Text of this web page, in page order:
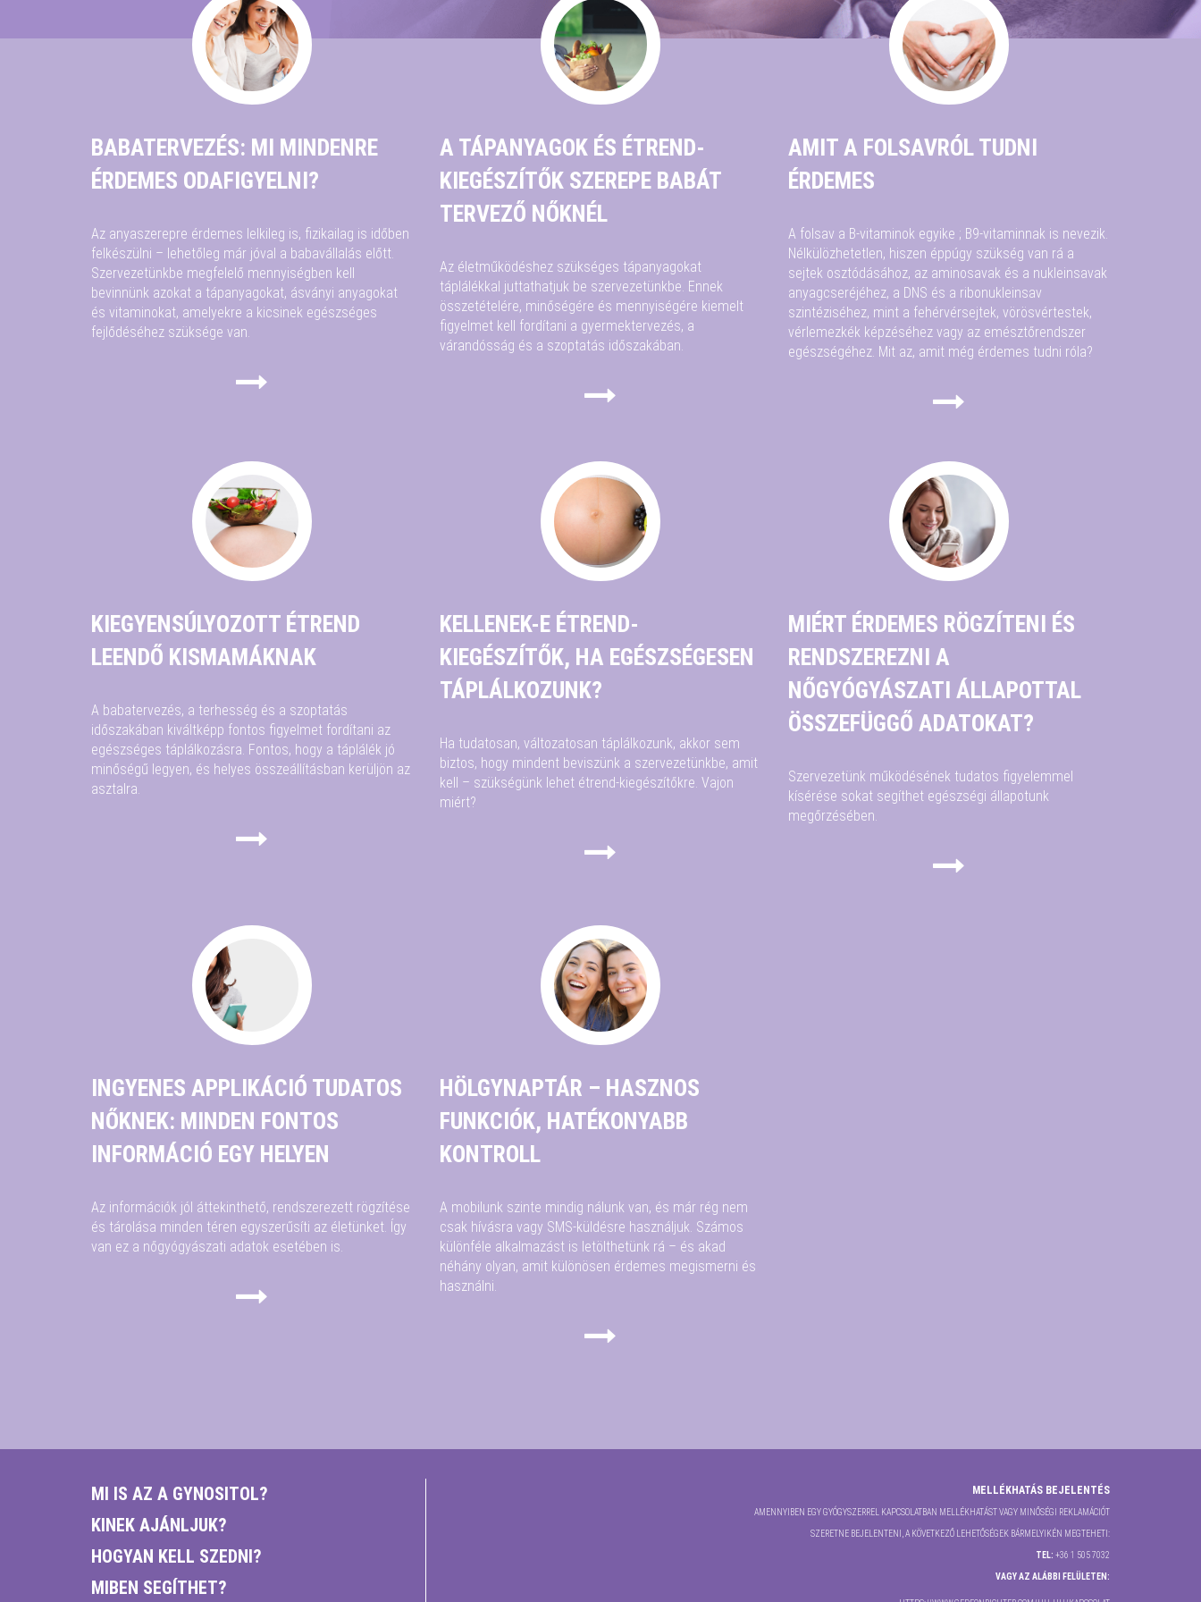
BABATERVEZÉS: MI MINDENRE
ÉRDEMES ODAFIGYELNI?
Az anyaszerepre érdemes lelkileg is, fizikailag is időben
felkészülni – lehetőleg már jóval a babavállalás előtt.
Szervezetünkbe megfelelő mennyiségben kell
bevinnünk azokat a tápanyagokat, ásványi anyagokat
és vitaminokat, amelyekre a kicsinek egészséges
fejlődéséhez szüksége van.
A TÁPANYAGOK ÉS ÉTREND-
KIEGÉSZÍTŐK SZEREPE BABÁT
TERVEZŐ NŐKNÉL
Az életműködéshez szükséges tápanyagokat
táplálékkal juttathatjuk be szervezetünkbe. Ennek
összetételére, minőségére és mennyiségére kiemelt
figyelmet kell fordítani a gyermektervezés, a
várandósság és a szoptatás időszakában.
AMIT A FOLSAVRÓL TUDNI
ÉRDEMES
A folsav a B-vitaminok egyike ; B9-vitaminnak is nevezik.
Nélkülözhetetlen, hiszen éppúgy szükség van rá a
sejtek osztódásához, az aminosavak és a nukleinsavak
anyagcseréjéhez, a DNS és a ribonukleinsav
szintéziséhez, mint a fehérvérsejtek, vörösvértestek,
vérlemezkék képzéséhez vagy az emésztőrendszer
egészségéhez. Mit az, amit még érdemes tudni róla?
KIEGYENSÚLYOZOTT ÉTREND
LEENDŐ KISMAMÁKNAK
A babatervezés, a terhesség és a szoptatás
időszakában kiváltképp fontos figyelmet fordítani az
egészséges táplálkozásra. Fontos, hogy a táplálék jó
minőségű legyen, és helyes összeállításban kerüljön az
asztalra.
KELLENEK-E ÉTREND-
KIEGÉSZÍTŐK, HA EGÉSZSÉGESEN
TÁPLÁLKOZUNK?
Ha tudatosan, változatosan táplálkozunk, akkor sem
biztos, hogy mindent beviszünk a szervezetünkbe, amit
kell – szükségünk lehet étrend-kiegészítőkre. Vajon
miért?
MIÉRT ÉRDEMES RÖGZÍTENI ÉS
RENDSZEREZNI A
NŐGYÓGYÁSZATI ÁLLAPOTTAL
ÖSSZEFÜGGŐ ADATOKAT?
Szervezetünk működésének tudatos figyelemmel
kísérése sokat segíthet egészségi állapotunk
megőrzésében.
INGYENES APPLIKÁCIÓ TUDATOS
NŐKNEK: MINDEN FONTOS
INFORMÁCIÓ EGY HELYEN
Az információk jól áttekinthető, rendszerezett rögzítése
és tárolása minden téren egyszerűsíti az életünket. Így
van ez a nőgyógyászati adatok esetében is.
HÖLGYNAPTÁR – HASZNOS
FUNKCIÓK, HATÉKONYABB
KONTROLL
A mobilunk szinte mindig nálunk van, és már rég nem
csak hívásra vagy SMS-küldésre használjuk. Számos
különféle alkalmazást is letölthetünk rá – és akad
néhány olyan, amit különösen érdemes megismerni és
használni.
MI IS AZ A GYNOSITOL?
KINEK AJÁNLJUK?
HOGYAN KELL SZEDNI?
MIBEN SEGÍTHET?
MELLÉKHATÁS BEJELENTÉS
AMENNYIBEN EGY GYÓGYSZERREL KAPCSOLATBAN MELLÉKHATÁST VAGY MINŐSÉGI REKLAMÁCIÓT
SZERETNE BEJELENTENI, A KÖVETKEZŐ LEHETŐSÉGEK BÁRMELYIKÉN MEGTEHETI:
TEL: +36 1 505 7032
VAGY AZ ALÁBBI FELÜLETEN: